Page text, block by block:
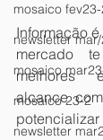
mosaico
newsletter
mosaico
mosaico 23-2
newsletter
Informação
mercado
melhores
alcance